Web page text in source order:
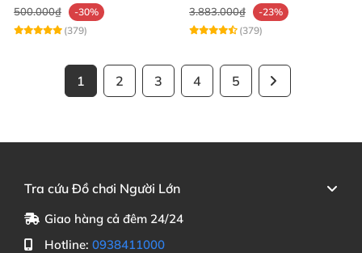
500.000₫
-30%
(379)
3.883.000₫
-23%
(379)
1 2 3 4 5
Tra cứu Đồ chơi Người Lớn
Giao hàng cả đêm 24/24
Hotline: 0938411000